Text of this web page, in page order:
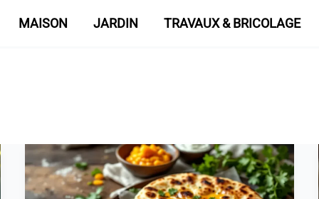
MAISON JARDIN TRAVAUX & BRICOLAGE
Cheese
naans
maison